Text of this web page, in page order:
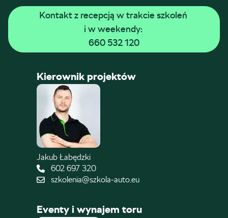
Kontakt z recepcją w trakcie szkoleń
i w weekendy:
660 532 120
Kierownik projektów
Jakub Łabędzki
602 697 320
szkolenia@szkola-auto.eu
Eventy i wynajem toru